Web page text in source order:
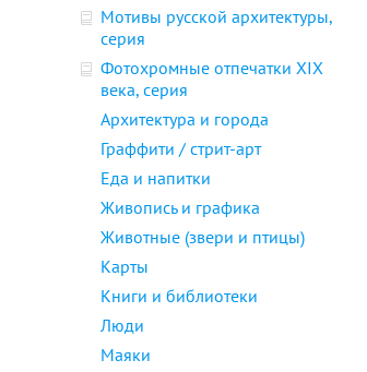
Мотивы русской архитектуры,
серия
Фотохромные отпечатки XIX
века, серия
Архитектура и города
Граффити / стрит-арт
Еда и напитки
Живопись и графика
Животные (звери и птицы)
Карты
Книги и библиотеки
Люди
Маяки